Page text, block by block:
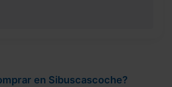
en Sibuscascoche?